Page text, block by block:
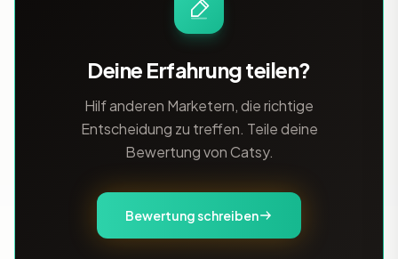
Deine Erfahrung teilen?
Hilf anderen Marketern, die richtige
Entscheidung zu treffen. Teile deine
Bewertung von Catsy.
Bewertung schreiben